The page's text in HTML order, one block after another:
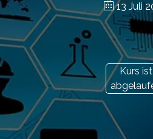
13 Juli
Kurs ist